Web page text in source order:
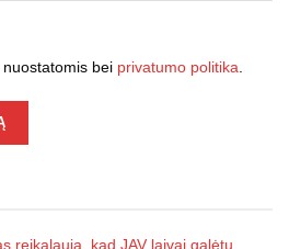
bei privatumo politika
reikalauja, kad JAV laivai galėtų